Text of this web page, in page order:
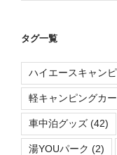
タグ一覧
ハイエースキャン
軽キャンピングカー
車中泊グッズ (42)
湯YOUパーク (2)